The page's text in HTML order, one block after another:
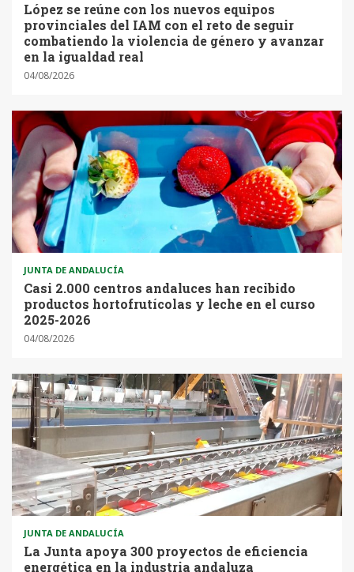
López se reúne con los nuevos equipos
provinciales del IAM con el reto de seguir
combatiendo la violencia de género y avanzar
en la igualdad real
04/08/2026
JUNTA DE ANDALUCÍA
Casi 2.000 centros andaluces han recibido
productos hortofrutícolas y leche en el curso
2025-2026
04/08/2026
JUNTA DE ANDALUCÍA
La Junta apoya 300 proyectos de eficiencia
energética en la industria andaluza